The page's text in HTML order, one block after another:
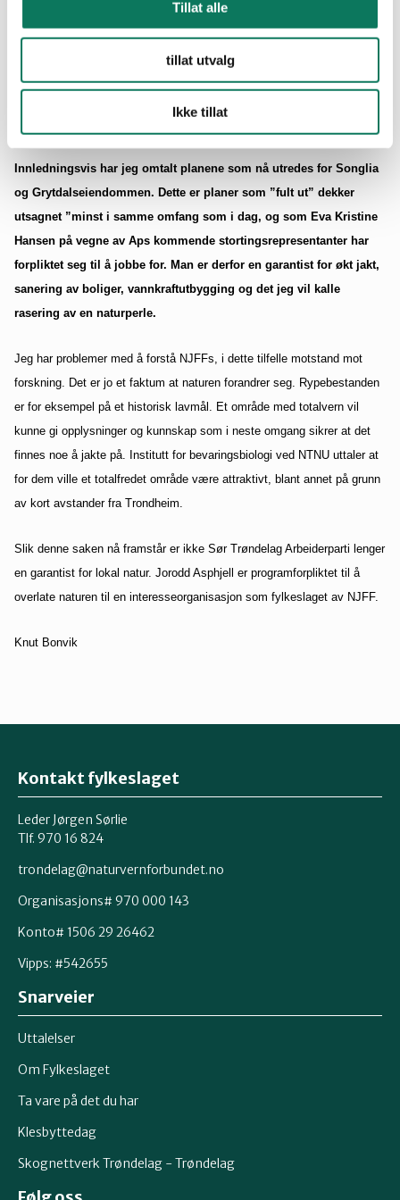
Tillat alle
tillat utvalg
Ikke tillat
friluftsliv. Dokumentet forplikter Sør-Trøndelag Ap og deres
Innledningsvis har jeg omtalt planene som nå utredes for Songlia
og Grytdalseiendommen. Dette er planer som ”fult ut” dekker
utsagnet ”minst i samme omfang som i dag, og som Eva Kristine
Hansen på vegne av Aps kommende stortingsrepresentanter har
forpliktet seg til å jobbe for. Man er derfor en garantist for økt jakt,
sanering av boliger, vannkraftutbygging og det jeg vil kalle
rasering av en naturperle.
Jeg har problemer med å forstå NJFFs, i dette tilfelle motstand mot
forskning. Det er jo et faktum at naturen forandrer seg. Rypebestanden
er for eksempel på et historisk lavmål. Et område med totalvern vil
kunne gi opplysninger og kunnskap som i neste omgang sikrer at det
finnes noe å jakte på. Institutt for bevaringsbiologi ved NTNU uttaler at
for dem ville et totalfredet område være attraktivt, blant annet på grunn
av kort avstander fra Trondheim.
Slik denne saken nå framstår er ikke Sør Trøndelag Arbeiderparti lenger
en garantist for lokal natur. Jorodd Asphjell er programforpliktet til å
overlate naturen til en interesseorganisasjon som fylkeslaget av NJFF.
Knut Bonvik
Kontakt fylkeslaget
Leder Jørgen Sørlie
Tlf. 970 16 824
trondelag@naturvernforbundet.no
Organisasjons# 970 000 143
Konto# 1506 29 26462
Vipps: #542655
Snarveier
Uttalelser
Om Fylkeslaget
Ta vare på det du har
Klesbyttedag
Skognettverk Trøndelag - Trøndelag